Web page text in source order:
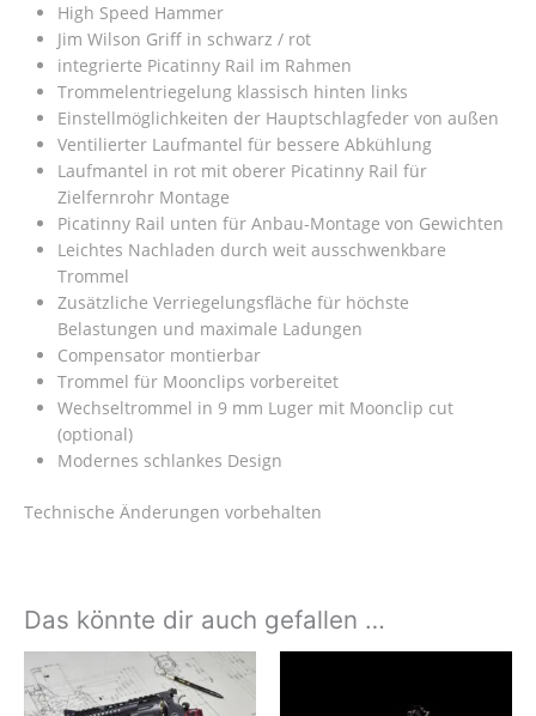
High Speed Hammer
Jim Wilson Griff in schwarz / rot
integrierte Picatinny Rail im Rahmen
Trommelentriegelung klassisch hinten links
Einstellmöglichkeiten der Hauptschlagfeder von außen
Ventilierter Laufmantel für bessere Abkühlung
Laufmantel in rot mit oberer Picatinny Rail für
Zielfernrohr Montage
Picatinny Rail unten für Anbau-Montage von Gewichten
Leichtes Nachladen durch weit ausschwenkbare
Trommel
Zusätzliche Verriegelungsfläche für höchste
Belastungen und maximale Ladungen
Compensator montierbar
Trommel für Moonclips vorbereitet
Wechseltrommel in 9 mm Luger mit Moonclip cut
(optional)
Modernes schlankes Design
Technische Änderungen vorbehalten
Das könnte dir auch gefallen …